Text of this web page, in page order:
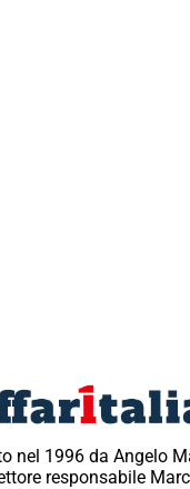
nel 1996 da Angelo
responsabile